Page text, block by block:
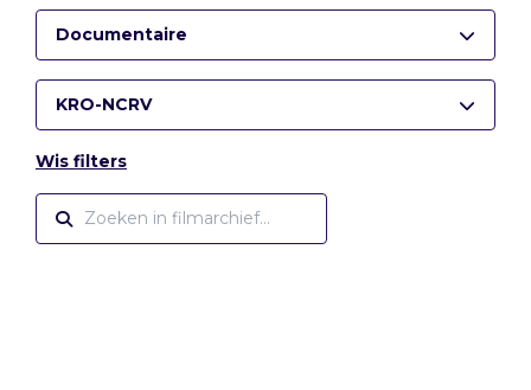
Documentaire
KRO-NCRV
Wis filters